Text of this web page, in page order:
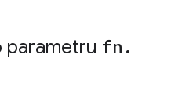
fn .